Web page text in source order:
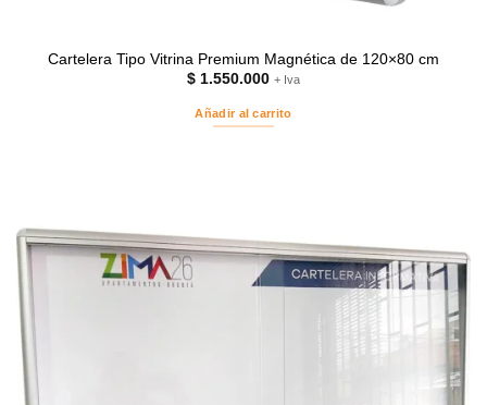
Cartelera Tipo Vitrina Premium Magnética de 120×80 cm
$ 1.550.000 + Iva
Añadir al carrito